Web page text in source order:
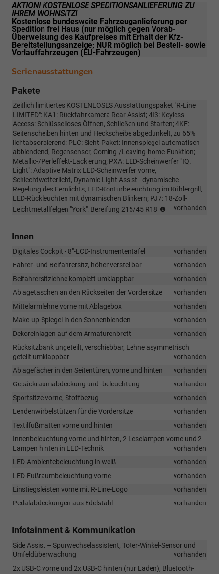
AKTION! KOSTENLOSE SPEDITIONSANLIEFERUNG ZU
IHREM WOHNSITZ!
Kostenlose bundesweite Fahrzeuganlieferung per
Spedition frei Haus (nur möglich gegen Vorab-
Überweisung des Kaufpreises mit Erhalt der Kfz-
Bereitstellungsanzeige; NUR möglich bei Bestell- sowie
Vorlauffahrzeugen (EU-Fahrzeugen)
Serienausstattungen
Pakete
Zeitlich limitiertes KOSTENLOSES Ausstattungspaket "R-Line
LIMITED": KA1: Rückfahrkamera Rear Assist; 4I3: Keyless
Access: Schlüsselloses Öffnen, Schließen und Starten; 4KF:
Seitenscheiben hinten und Heckscheibe abgedunkelt, zu 65%
lichtabsorbierend; PLC: Sicht-Paket: Innenspiegel automatisch
abblendend, Regensensor, Coming-/Leaving-home-Funktion;
Metallic-/Perleffekt-Lackierung; PXA: LED-Scheinwerfer "IQ.
Light": Adaptive Matrix LED-Scheinwerfer vorne,
Schlechtwetterlicht, Dynamic Light Assist - dynamische
Regelung des Fernlichts, LED-Konturbeleuchtung im Kühlergrill,
LED-Rückleuchten mit dynamischen Blinkern; PJ7: 18-Zoll-
Leichtmetallfelgen "York", Bereifung 215/45 R18
Wichtiger
Line
Limited“:
VW
„R-
Line
wurden
die
18-
geändert.
sofort
umfasst
die
18-
Zoll-
„York“
anstelle
bisher
Bei
Lager-
vorhanden
Innen
Digitales Cockpit - 8"-LCD-Instrumententafel
vorhanden
Fahrer- und Beifahrersitz, höhenverstellbar
vorhanden
Beifahrersitzlehne komplett umklappbar
vorhanden
Ablagetaschen an den Rückseiten der Vordersitze
vorhanden
Mittelarmlehne vorne mit Ablagebox
vorhanden
Make-up-Spiegel in den Sonnenblenden
vorhanden
Dekoreinlagen auf dem Armaturenbrett
vorhanden
Rücksitzbank ungeteilt, verschiebbar, Lehne asymmetrisch
geteilt umklappbar
vorhanden
Ablagefächer in den Seitentüren, vorne und hinten
vorhanden
Gepäckraumabdeckung und -beleuchtung
vorhanden
Sportsitze vorne, Stoffbezug
vorhanden
Lendenwirbelstützen für die Vordersitze
vorhanden
Textilfußmatten vorne und hinten
vorhanden
Innenbeleuchtung vorne und hinten, 2 Leselampen vorne und 2
Lampen hinten in LED-Technik
vorhanden
LED-Ambientebeleuchtung in weiß
vorhanden
LED-Fußraumbeleuchtung vorne
vorhanden
Einstiegsleisten vorne mit R-Line-Logo
vorhanden
Pedalabdeckungen aus Edelstahl
vorhanden
Infotainment & Kommunikation
Side Assist – Spurwechselassistent, Toter-Winkel-Sensor und
Umfeldüberwachung
vorhanden
2x USB-C vorne und 2x USB-C hinten (nur Laden), Bluetooth-